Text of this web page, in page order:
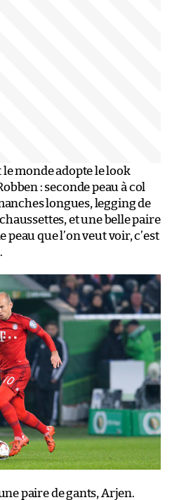
monde adopte le look
: seconde peau à col
longues, legging de
et une belle paire
peau que l’on veut voir, c’est
paire de gants, Arjen.